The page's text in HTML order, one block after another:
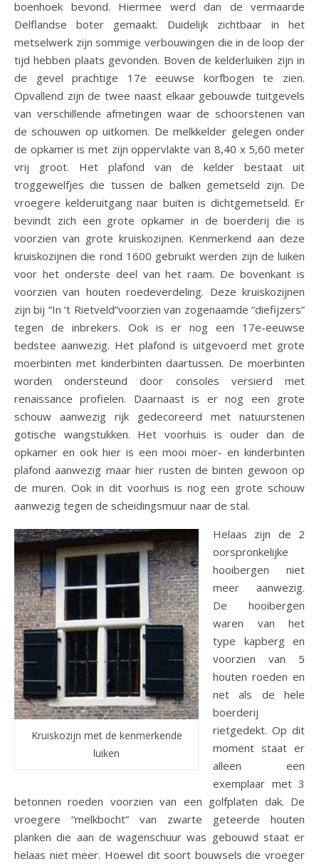
boenhoek bevond. Hiermee werd dan de vermaarde
Delflandse boter gemaakt. Duidelijk zichtbaar in het
metselwerk zijn sommige verbouwingen die in de loop der
tijd hebben plaats gevonden. Boven de kelderluiken zijn in
de gevel prachtige 17e eeuwse korfbogen te zien.
Opvallend zijn de twee naast elkaar gebouwde tuitgevels
van verschillende afmetingen waar de schoorstenen van
de schouwen op uitkomen. De melkkelder gelegen onder
de opkamer is met zijn oppervlakte van 8,40 x 5,60 meter
vrij groot. Het plafond van de kelder bestaat uit
troggewelfjes die tussen de balken gemetseld zijn. De
vroegere kelderuitgang naar buiten is dichtgemetseld. Er
bevindt zich een grote opkamer in de boerderij die is
voorzien van grote kruiskozijnen. Kenmerkend aan deze
kruiskozijnen die rond 1600 gebruikt werden zijn de luiken
voor het onderste deel van het raam. De bovenkant is
voorzien van houten roedeverdeling. Deze kruiskozijnen
zijn bij “In ’t Rietveld”voorzien van zogenaamde “diefijzers”
tegen de inbrekers. Ook is er nog een 17e-eeuwse
bedstee aanwezig. Het plafond is uitgevoerd met grote
moerbinten met kinderbinten daartussen. De moerbinten
worden ondersteund door consoles versierd met
renaissance profielen. Daarnaast is er nog een grote
schouw aanwezig rijk gedecoreerd met natuurstenen
gotische wangstukken. Het voorhuis is ouder dan de
opkamer en ook hier is een mooi moer- en kinderbinten
plafond aanwezig maar hier rusten de binten gewoon op
de muren. Ook in dit voorhuis is nog een grote schouw
aanwezig tegen de scheidingsmuur naar de stal.
Kruiskozijn met de kenmerkende
luiken
Helaas zijn de 2
oorspronkelijke
hooibergen niet
meer aanwezig.
De hooibergen
waren van het
type kapberg en
voorzien van 5
houten roeden en
net als de hele
boerderij
rietgedekt. Op dit
moment staat er
alleen een
exemplaar met 3
betonnen roeden voorzien van een golfplaten dak. De
vroegere “melkbocht” van zwarte geteerde houten
planken die aan de wagenschuur was gebouwd staat er
helaas niet meer. Hoewel dit soort bouwsels die vroeger